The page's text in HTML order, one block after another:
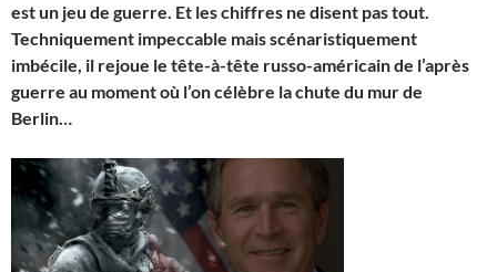
est un jeu de guerre. Et les chiffres ne disent pas tout.
Techniquement impeccable mais scénaristiquement
imbécile, il rejoue le tête-à-tête russo-américain de l’après
guerre au moment où l’on célèbre la chute du mur de
Berlin…